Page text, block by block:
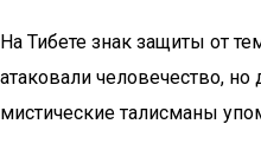
На Тибете знак защиты от
атаковали человечество,
мистические талисманы